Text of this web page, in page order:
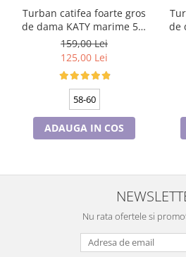
Turban catifea foarte gros
de dama KATY marime 58-
60, captuseala polar,
culoare bleomarin
159,00 Lei
125,00 Lei
58-60
ADAUGA IN COS
de
Nu rata ofertele si